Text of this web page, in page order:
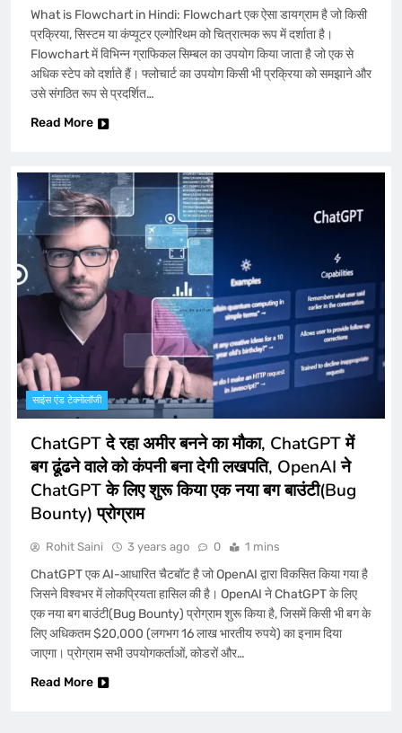
What is Flowchart in Hindi: Flowchart एक ऐसा डायग्राम है जो किसी
प्रक्रिया, सिस्टम या कंप्यूटर एल्गोरिथम को चित्रात्मक रूप में दर्शाता है।
Flowchart में विभिन्न ग्राफिकल सिम्बल का उपयोग किया जाता है जो एक से
अधिक स्टेप को दर्शाते हैं। फ्लोचार्ट का उपयोग किसी भी प्रक्रिया को समझाने और
उसे संगठित रूप से प्रदर्शित…
Read More
साइंस एंड टेक्नोलॉजी
ChatGPT दे रहा अमीर बनने का मौका, ChatGPT में
बग ढूंढने वाले को कंपनी बना देगी लखपति, OpenAI ने
ChatGPT के लिए शुरू किया एक नया बग बाउंटी(Bug
Bounty) प्रोग्राम
Rohit Saini 3 years ago 0 1 mins
ChatGPT एक AI-आधारित चैटबॉट है जो OpenAI द्वारा विकसित किया गया है
जिसने विश्वभर में लोकप्रियता हासिल की है। OpenAI ने ChatGPT के लिए
एक नया बग बाउंटी(Bug Bounty) प्रोग्राम शुरू किया है, जिसमें किसी भी बग के
लिए अधिकतम $20,000 (लगभग 16 लाख भारतीय रुपये) का इनाम दिया
जाएगा। प्रोग्राम सभी उपयोगकर्ताओं, कोडरों और…
Read More